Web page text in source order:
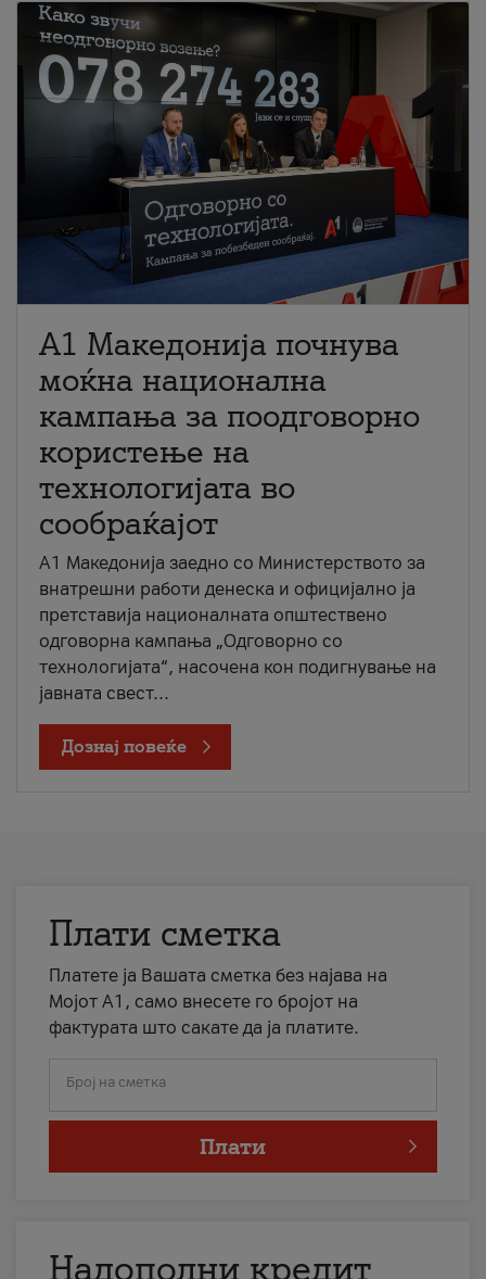
A1 Македонија почнува
моќна национална
кампања за поодговорно
користење на
технологијата во
сообраќајот
A1 Македонија заедно со Министерството за
внатрешни работи денеска и официјално ја
претставија националната општествено
одговорна кампања „Одговорно со
технологијата“, насочена кон подигнување на
јавната свест...
Дознај повеќе
Плати сметка
Платете ја Вашата сметка без најава на
Мојот А1, само внесете го бројот на
фактурата што сакате да ја платите.
Број на сметка
Плати
Надополни кредит